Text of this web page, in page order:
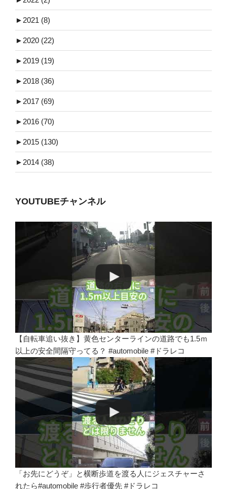
► 2021 (8)
► 2020 (22)
► 2019 (19)
► 2018 (36)
► 2017 (69)
► 2016 (70)
► 2015 (130)
► 2014 (38)
YOUTUBEチャンネル
【自転車追い抜き】黄色センターラインの道路でも1.5ｍ
以上の安全間隔守ってる？ #automobile #ドラレコ
「お先にどうぞ」と横断歩道を渡る人にジェスチャーさ
れたら#automobile #歩行者優先 #ドラレコ